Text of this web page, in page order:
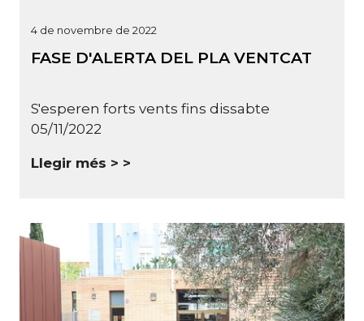
4 de novembre de 2022
FASE D'ALERTA DEL PLA VENTCAT
S'esperen forts vents fins dissabte
05/11/2022
Llegir més >